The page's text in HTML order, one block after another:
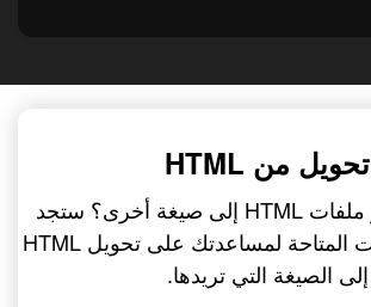
تحويل من HTML
تحتاج إلى تغيير ملفات HTML إلى صيغة أخرى؟ ستجد
أدناه جميع الأدوات المتاحة لمساعدتك على تحويل HTML
إلى الصيغة التي تريدها.